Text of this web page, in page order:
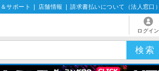
サポート 店舗情報 請求書払いについて（法人窓口）
ログイン